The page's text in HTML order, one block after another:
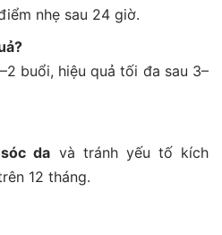
nhẹ sau 24 giờ.
buổi, hiệu quả tối đa sau 3–
da và tránh yếu tố kích
12 tháng.